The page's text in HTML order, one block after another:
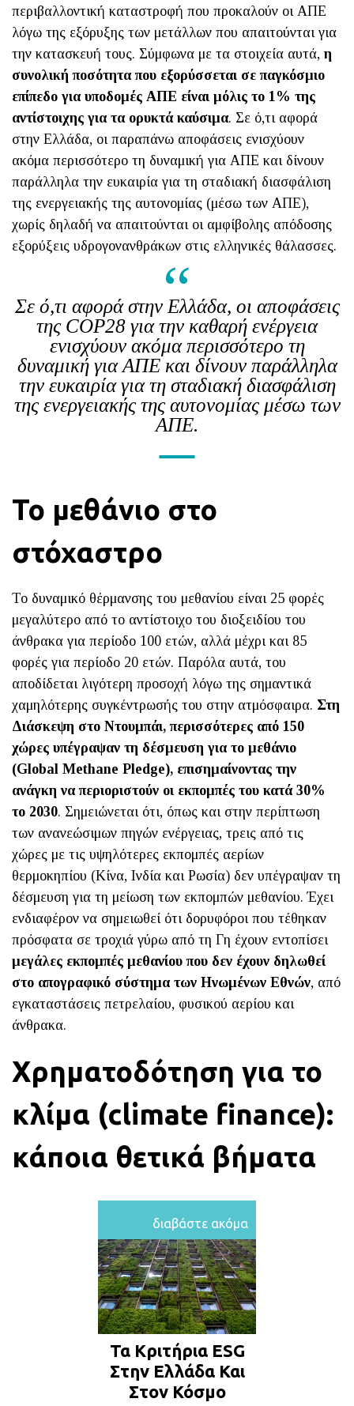
περιβαλλοντική καταστροφή που προκαλούν οι ΑΠΕ
λόγω της εξόρυξης των μετάλλων που απαιτούνται για
την κατασκευή τους. Σύμφωνα με τα στοιχεία αυτά, η
συνολική ποσότητα που εξορύσσεται σε παγκόσμιο
επίπεδο για υποδομές ΑΠΕ είναι μόλις το 1% της
αντίστοιχης για τα ορυκτά καύσιμα. Σε ό,τι αφορά
στην Ελλάδα, οι παραπάνω αποφάσεις ενισχύουν
ακόμα περισσότερο τη δυναμική για ΑΠΕ και δίνουν
παράλληλα την ευκαιρία για τη σταδιακή διασφάλιση
της ενεργειακής της αυτονομίας (μέσω των ΑΠΕ),
χωρίς δηλαδή να απαιτούνται οι αμφίβολης απόδοσης
εξορύξεις υδρογονανθράκων στις ελληνικές θάλασσες.
Σε ό,τι αφορά στην Ελλάδα, οι αποφάσεις
της COP28 για την καθαρή ενέργεια
ενισχύουν ακόμα περισσότερο τη
δυναμική για ΑΠΕ και δίνουν παράλληλα
την ευκαιρία για τη σταδιακή διασφάλιση
της ενεργειακής της αυτονομίας μέσω των
ΑΠΕ.
Το μεθάνιο στο
στόχαστρο
Το δυναμικό θέρμανσης του μεθανίου είναι 25 φορές
μεγαλύτερο από το αντίστοιχο του διοξειδίου του
άνθρακα για περίοδο 100 ετών, αλλά μέχρι και 85
φορές για περίοδο 20 ετών. Παρόλα αυτά, του
αποδίδεται λιγότερη προσοχή λόγω της σημαντικά
χαμηλότερης συγκέντρωσής του στην ατμόσφαιρα. Στη
Διάσκεψη στο Ντουμπάι, περισσότερες από 150
χώρες υπέγραψαν τη δέσμευση για το μεθάνιο
(Global Methane Pledge), επισημαίνοντας την
ανάγκη να περιοριστούν οι εκπομπές του κατά 30%
το 2030. Σημειώνεται ότι, όπως και στην περίπτωση
των ανανεώσιμων πηγών ενέργειας, τρεις από τις
χώρες με τις υψηλότερες εκπομπές αερίων
θερμοκηπίου (Κίνα, Ινδία και Ρωσία) δεν υπέγραψαν τη
δέσμευση για τη μείωση των εκπομπών μεθανίου. Έχει
ενδιαφέρον να σημειωθεί ότι δορυφόροι που τέθηκαν
πρόσφατα σε τροχιά γύρω από τη Γη έχουν εντοπίσει
μεγάλες εκπομπές μεθανίου που δεν έχουν δηλωθεί
στο απογραφικό σύστημα των Ηνωμένων Εθνών, από
εγκαταστάσεις πετρελαίου, φυσικού αερίου και
άνθρακα.
Χρηματοδότηση για το
κλίμα (climate finance):
κάποια θετικά βήματα
διαβάστε ακόμα
Τα Κριτήρια ESG
Στην Ελλάδα Και
Στον Κόσμο